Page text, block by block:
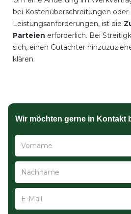
bei Kostenüberschreitungen
Leistungsanforderungen, ist die
Parteien erforderlich. Bei
sich, einen Gutachter
klären.
Wir möchten gerne in Kontakt